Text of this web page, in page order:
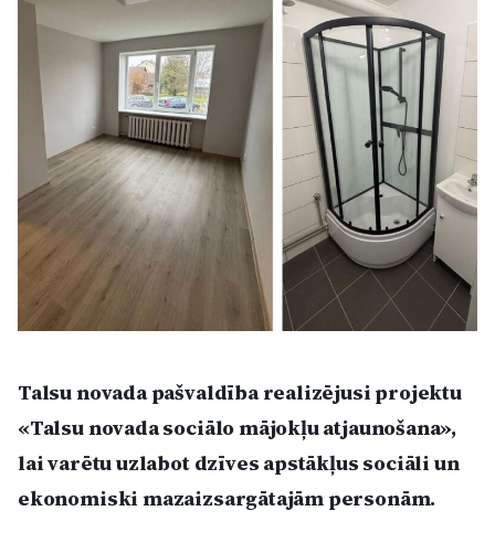
Bizness
Video
Vieta
Sludinājumi
Reklāma
Politiskā reklāma
Talsu novada pašvaldība realizējusi projektu
«Talsu novada sociālo mājokļu atjaunošana»,
lai varētu uzlabot dzīves apstākļus sociāli un
ekonomiski mazaizsargātajām personām.